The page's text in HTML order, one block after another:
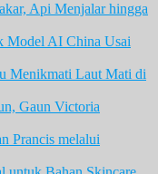
Api Menjalar hingga
Model AI China Usai
Menikmati Laut Mati di
Gaun Victoria
Prancis melalui